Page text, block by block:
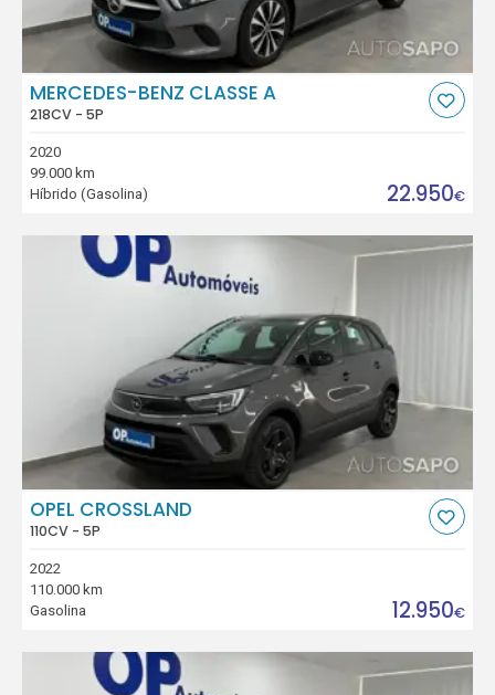
MERCEDES-BENZ CLASSE A
218CV - 5P
2020
99.000 km
Híbrido (Gasolina)
22.950€
OPEL CROSSLAND
110CV - 5P
2022
110.000 km
Gasolina
12.950€